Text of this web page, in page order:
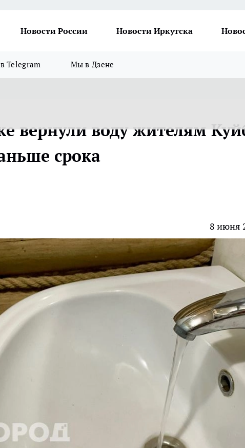
Новости России Новости Иркутска
Telegram Мы в Дзене
вернули воду жителям
срока
8 июня